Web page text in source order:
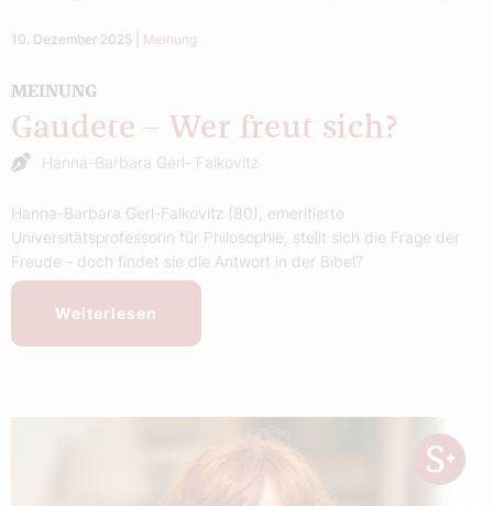
10. Dezember 2025 Meinung
MEINUNG
Gaudete – Wer freut sich?
Hanna-Barbara Gerl- Falkovitz
Hanna-Barbara Gerl-Falkovitz (80), emeritierte
Universitätsprofessorin für Philosophie, stellt sich die Frage der
Freude - doch findet sie die Antwort in der Bibel?
Weiterlesen